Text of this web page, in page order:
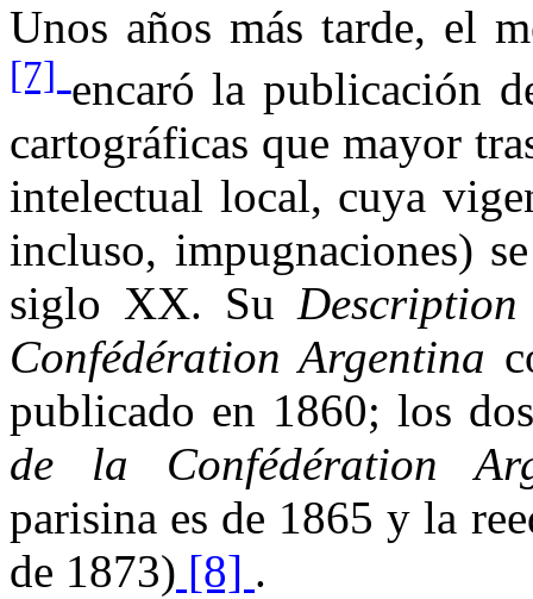
Unos años más tarde, el
[7] encaró la publicación
cartográficas que mayor
intelectual local, cuya
incluso, impugnaciones)
siglo XX. Su
Confédération Argentina
publicado en 1860; los
de la Confédération
parisina es de 1865 y la
de 1873) [8] .